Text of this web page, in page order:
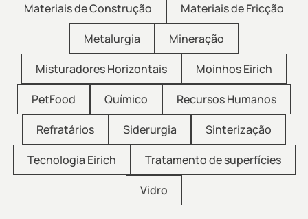
Materiais de Construção
Materiais de Fricção
Metalurgia
Mineração
Misturadores Horizontais
Moinhos Eirich
PetFood
Químico
Recursos Humanos
Refratários
Siderurgia
Sinterização
Tecnologia Eirich
Tratamento de superfícies
Vidro